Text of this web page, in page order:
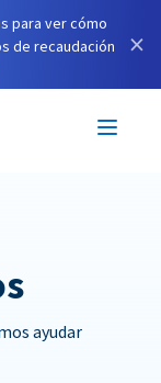
para ver cómo
de recaudación
×
ayudar